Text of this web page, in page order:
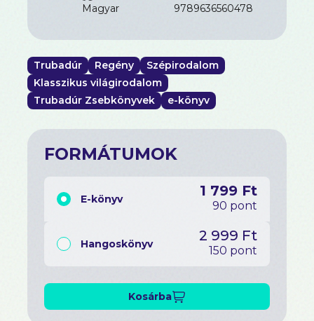
magyar
9789636560478
Trubadúr Regény
Szépirodalom
Klasszikus világirodalom
Trubadúr Zsebkönyvek
e-könyv
FORMÁTUMOK
E-könyv 1 799 Ft
90 pont
Hangoskönyv 2 999 Ft
150 pont
Kosárba